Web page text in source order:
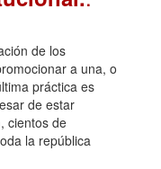
de los
a una, o
práctica es
de estar
cientos de
la república